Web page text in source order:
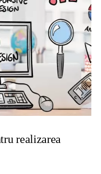
realizarea